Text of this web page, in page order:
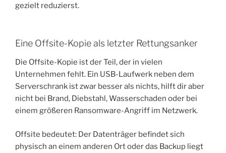
gezielt reduzierst.
Eine Offsite-Kopie als letzter Rettungsanker
Die Offsite-Kopie ist der Teil, der in vielen
Unternehmen fehlt. Ein USB-Laufwerk neben dem
Serverschrank ist zwar besser als nichts, hilft dir aber
nicht bei Brand, Diebstahl, Wasserschaden oder bei
einem größeren Ransomware-Angriff im Netzwerk.
Offsite bedeutet: Der Datenträger befindet sich
physisch an einem anderen Ort oder das Backup liegt